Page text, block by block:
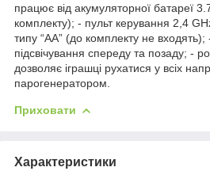
працює від акумуляторної батареї
комплекту); - пульт керування 2,4
типу “АА” (до комплекту не
підсвічування спереду та позаду; -
дозволяє іграшці рухатися у всіх
парогенератором.
Приховати
Характеристики